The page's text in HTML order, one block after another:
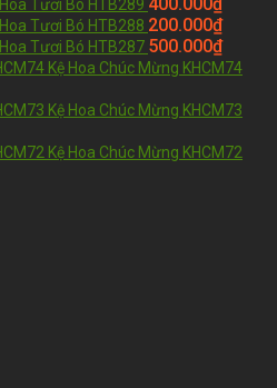
Hoa Tươi Bó HTB289 400.000₫
Hoa Tươi Bó HTB288 200.000₫
Hoa Tươi Bó HTB287 500.000₫
Kệ Hoa Chúc Mừng KHCM74
Kệ Hoa Chúc Mừng KHCM73
Kệ Hoa Chúc Mừng KHCM72